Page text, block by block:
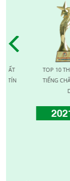
TOP 10
TIẾNG
2021